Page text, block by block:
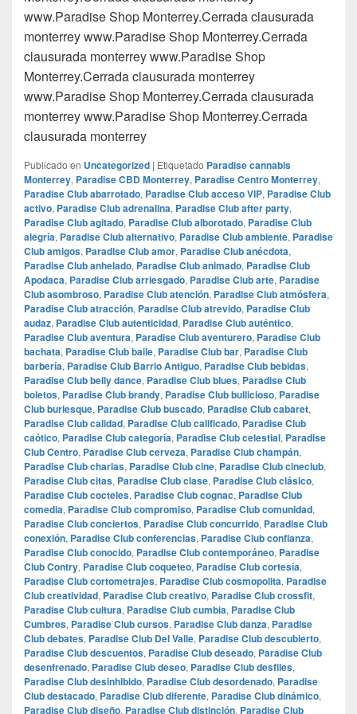
www.Paradise Shop Monterrey.Cerrada clausurada
monterrey www.Paradise Shop Monterrey.Cerrada
clausurada monterrey www.Paradise Shop
Monterrey.Cerrada clausurada monterrey
www.Paradise Shop Monterrey.Cerrada clausurada
monterrey www.Paradise Shop Monterrey.Cerrada
clausurada monterrey
Publicado en Uncategorized | Etiquetado Paradise cannabis
Monterrey, Paradise CBD Monterrey, Paradise Centro Monterrey,
Paradise Club abarrotado, Paradise Club acceso VIP, Paradise Club
activo, Paradise Club adrenalina, Paradise Club after party,
Paradise Club agitado, Paradise Club alborotado, Paradise Club
alegría, Paradise Club alternativo, Paradise Club ambiente, Paradise
Club amigos, Paradise Club amor, Paradise Club anécdota,
Paradise Club anhelado, Paradise Club animado, Paradise Club
Apodaca, Paradise Club arriesgado, Paradise Club arte, Paradise
Club asombroso, Paradise Club atención, Paradise Club atmósfera,
Paradise Club atracción, Paradise Club atrevido, Paradise Club
audaz, Paradise Club autenticidad, Paradise Club auténtico,
Paradise Club aventura, Paradise Club aventurero, Paradise Club
bachata, Paradise Club baile, Paradise Club bar, Paradise Club
barbería, Paradise Club Barrio Antiguo, Paradise Club bebidas,
Paradise Club belly dance, Paradise Club blues, Paradise Club
boletos, Paradise Club brandy, Paradise Club bullicioso, Paradise
Club burlesque, Paradise Club buscado, Paradise Club cabaret,
Paradise Club calidad, Paradise Club calificado, Paradise Club
caótico, Paradise Club categoría, Paradise Club celestial, Paradise
Club Centro, Paradise Club cerveza, Paradise Club champán,
Paradise Club charlas, Paradise Club cine, Paradise Club cineclub,
Paradise Club citas, Paradise Club clase, Paradise Club clásico,
Paradise Club cocteles, Paradise Club cognac, Paradise Club
comedia, Paradise Club compromiso, Paradise Club comunidad,
Paradise Club conciertos, Paradise Club concurrido, Paradise Club
conexión, Paradise Club conferencias, Paradise Club confianza,
Paradise Club conocido, Paradise Club contemporáneo, Paradise
Club Contry, Paradise Club coqueteo, Paradise Club cortesía,
Paradise Club cortometrajes, Paradise Club cosmopolita, Paradise
Club creatividad, Paradise Club creativo, Paradise Club crossfit,
Paradise Club cultura, Paradise Club cumbia, Paradise Club
Cumbres, Paradise Club cursos, Paradise Club danza, Paradise
Club debates, Paradise Club Del Valle, Paradise Club descubierto,
Paradise Club descuentos, Paradise Club deseado, Paradise Club
desenfrenado, Paradise Club deseo, Paradise Club desfiles,
Paradise Club desinhibido, Paradise Club desordenado, Paradise
Club destacado, Paradise Club diferente, Paradise Club dinámico,
Paradise Club diseño, Paradise Club distinción, Paradise Club